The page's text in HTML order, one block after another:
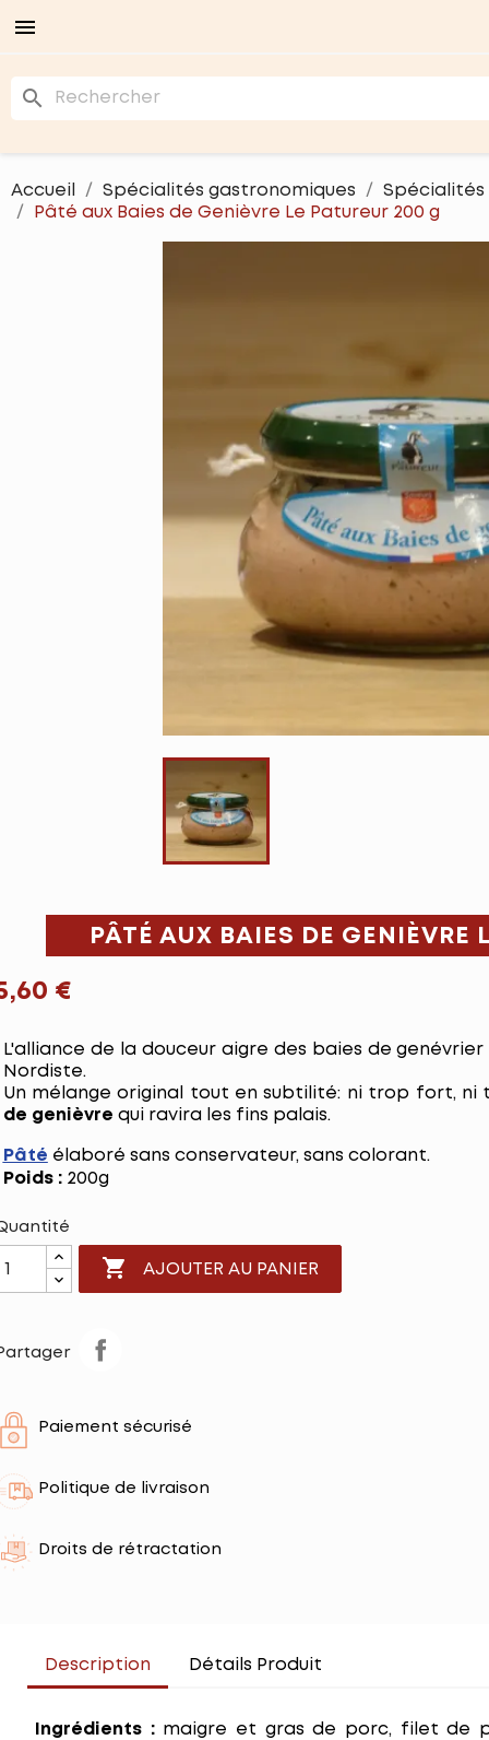

search
Accueil Spécialités gastronomiques
Spécialités
Pâté aux Baies de Genièvre Le Patureur 200 g
PÂTÉ AUX BAIES DE GENIÈVRE
€
L'alliance de la douceur aigre des baies de
Nordiste.
Un mélange original tout en subtilité: ni trop fort,
de genièvre qui ravira les fins palais.
Pâté élaboré sans conservateur, sans colorant.
Poids : 200g
 AJOUTER AU PANIER
Paiement sécurisé
Politique de livraison
Droits de rétractation
Description Détails Produit
Ingrédients :maigre et gras de porc, filet de